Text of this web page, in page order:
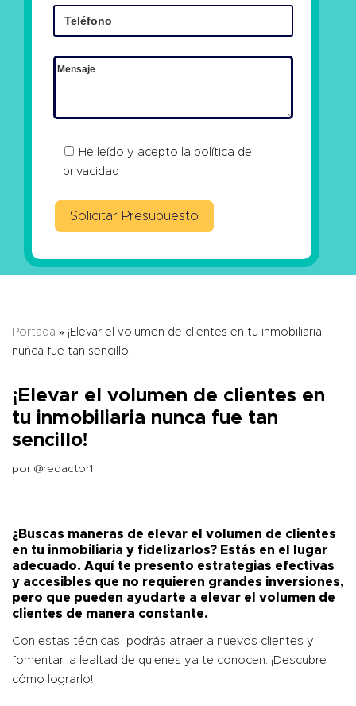
He leído y acepto la política de
privacidad
Portada » ¡Elevar el volumen de clientes en tu inmobiliaria
nunca fue tan sencillo!
¡Elevar el volumen de clientes en
tu inmobiliaria nunca fue tan
sencillo!
por @redactor1
¿Buscas maneras de elevar el volumen de clientes
en tu inmobiliaria y fidelizarlos? Estás en el lugar
adecuado. Aquí te presento estrategias efectivas
y accesibles que no requieren grandes inversiones,
pero que pueden ayudarte a elevar el volumen de
clientes de manera constante.
Con estas técnicas, podrás atraer a nuevos clientes y
fomentar la lealtad de quienes ya te conocen. ¡Descubre
cómo lograrlo!